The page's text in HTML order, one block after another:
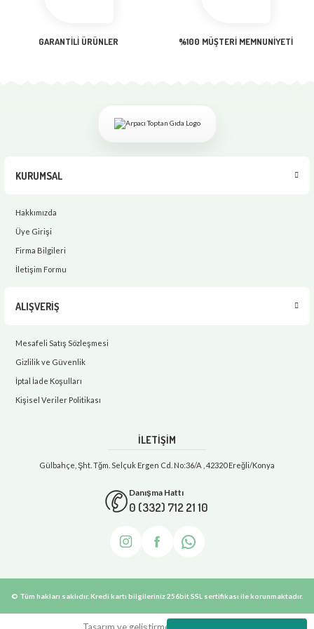
GARANTİLİ ÜRÜNLER %100 MÜŞTERİ MEMNUNİYETİ
KURUMSAL
Hakkımızda
Üye Girişi
Firma Bilgileri
İletişim Formu
ALIŞVERİŞ
Mesafeli Satış Sözleşmesi
Gizlilik ve Güvenlik
İptal İade Koşulları
Kişisel Veriler Politikası
İLETİŞİM
Gülbahçe, Şht. Tğm. Selçuk Ergen Cd. No:36/A , 42320 Ereğli/Konya
Danışma Hattı
0 (332) 712 21 10
© Tüm hakları saklıdır. Kredi kartı bilgileriniz 256bit SSL sertifikası ile korunmaktadır.